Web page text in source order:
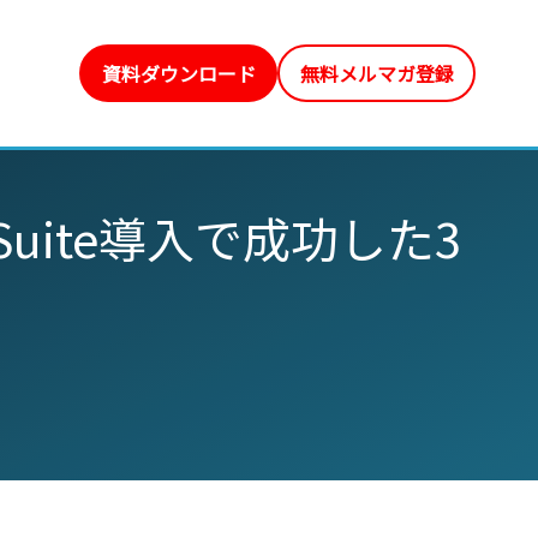
資料ダウンロード 無料メルマガ登録
導入で成功した3